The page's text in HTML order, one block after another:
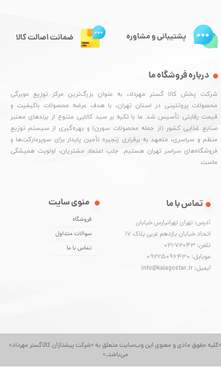
حقوق مادی و معنوی این وب‌سایت متعلق به «شرکت پیشتازان کالاگستر مهرداد»
می‌باشد.»
درباره فروشگاه ما
شرکت پخش کالا گستر مهرداد، به عنوان بزرگ‌ترین مرکز توزیع مویرگی
محصولات پروتئینی در استان تهران، با هدف عرضه محصولات باکیفیت و
قیمت رقابتی تأسیس شد. ما با تکیه بر سبد کالایی متنوع از برندهای معتبر
صنایع غذایی کشور (از جمله محصولات سورن) و بهره‌گیری از سیستم توزیع
منظم و سراسری، متعهد به برقراری زنجیره تأمین پایدار برای سوپرمارکت‌ها و
فروشگاه‌های سراسر تهران هستیم. جلب اعتماد مشتریان، اولویت همیشگی
ماست.
منوی سایت
فروشگاه
سوالات متداول
تماس با ما
تماس با ما
آدرس: تهران تهرانپارس خیابان
اتحاد خیابان یازدهم غربی پلاک ۱۷
تلفن: 72043-021
موبایل: 09225096430
ایمیل: info@kalagostar.ir
پشتیبانی و مشاوره ضمانت اصالت کالا